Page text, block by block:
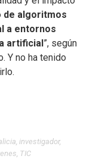
de algoritmos
a entornos
artificial”, según
Y no ha tenido
investigador,
TIC